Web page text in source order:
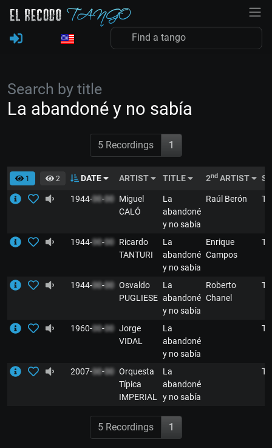
Search by title
La abandoné y no sabía
5 Recordings 1
1 2 DATE ARTIST TITLE 2nd ARTIST
1944-00-00
Miguel
CALÓ
La
abandoné
y no sabía
Raúl Berón
1944-00-00
Ricardo
TANTURI
La
abandoné
y no sabía
Enrique
Campos
1944-00-00 Osvaldo
PUGLIESE
La
abandoné
y no sabía
Roberto
Chanel
1960-00-00 Jorge
VIDAL
La
abandoné
y no sabía
2007-00-00 Orquesta
Típica
IMPERIAL
La
abandoné
y no sabía
5 Recordings 1